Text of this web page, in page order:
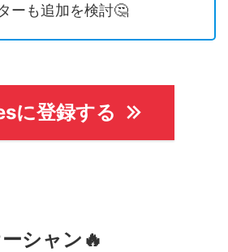
ーも追加を検討🤔
に登録する
シャン 🔥